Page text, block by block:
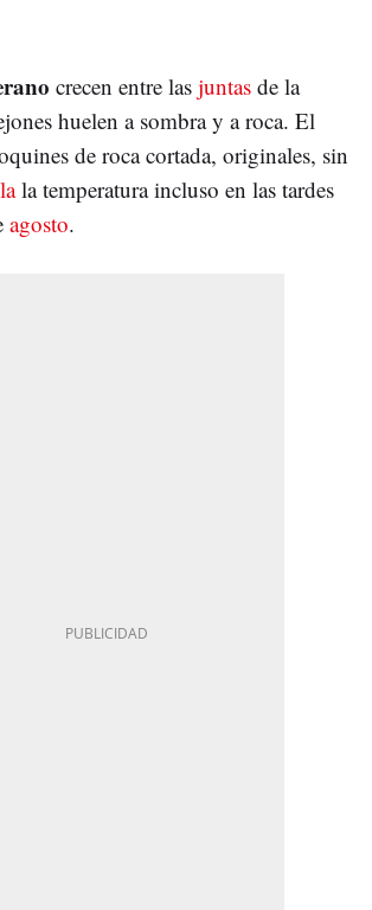
crecen entre las juntas de la
huelen a sombra y a roca. El
de roca cortada, originales, sin
la temperatura incluso en las tardes
agosto.